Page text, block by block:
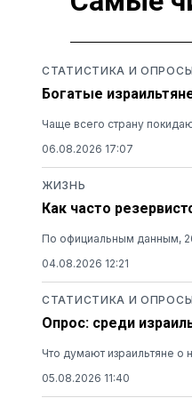
СТАТИСТИКА И ОПРОСЫ
Богатые
Чаще всего страну
06.08.2026 17:07
ЖИЗНЬ
Как часто
По официальным данным,
04.08.2026 12:21
СТАТИСТИКА И ОПРОСЫ
Опрос: среди
Что думают израильтяне
05.08.2026 11:40